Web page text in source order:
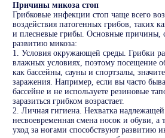
Причины микоза стоп
Грибковые инфекции стоп чаще всего
воздействия патогенных грибов, таких
и плесневые грибы. Основные причины,
развитию микоза:
1. Условия окружающей среды. Грибки
влажных условиях, поэтому посещение
как бассейны, сауны и спортзалы,
заражения. Например, если вы часто
бассейне и не используете резиновые
заразиться грибком возрастает.
2. Личная гигиена. Нехватка
несвоевременная смена носок и обуви, а
уход за ногами способствуют развитию